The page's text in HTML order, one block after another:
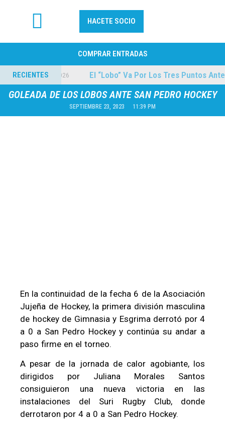
HACETE SOCIO
COMPRAR ENTRADAS
RECIENTES
04/08/2026 El “Lobo” Va Por Los Tres Puntos Ante
GOLEADA DE LOS LOBOS ANTE SAN PEDRO HOCKEY
SEPTIEMBRE 23, 2023 11:39 PM
En la continuidad de la fecha 6 de la Asociación
Jujeña de Hockey, la primera división masculina
de hockey de Gimnasia y Esgrima derrotó por 4
a 0 a San Pedro Hockey y continúa su andar a
paso firme en el torneo.
A pesar de la jornada de calor agobiante, los
dirigidos por Juliana Morales Santos
consiguieron una nueva victoria en las
instalaciones del Suri Rugby Club, donde
derrotaron por 4 a 0 a San Pedro Hockey.